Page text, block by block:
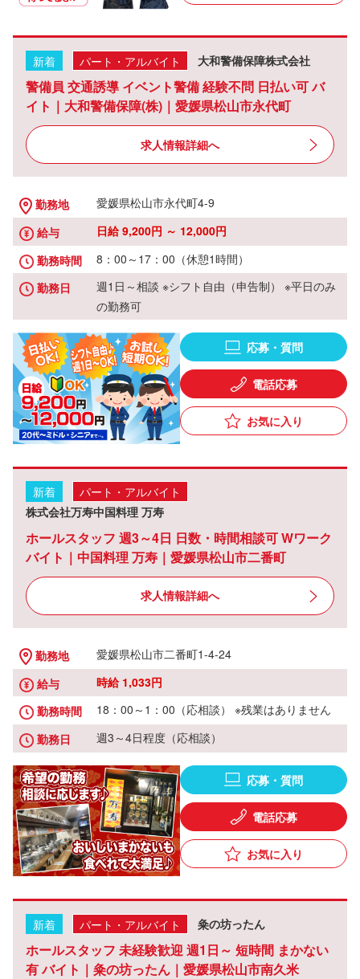
新着 パート・アルバイト 大和警備保障株式会社
警備員 交通誘導 イベント警備 経験不問 日払い可 バ
イト｜大和警備保障(株)｜愛媛県松山市永代町
求人情報詳細へ
勤務地
愛媛県松山市永代町4-9
給与
日給 9,200円 ～ 12,000円
勤務時間
8：00～17：00（休憩1時間）
勤務日
週1日～相談 ※シフト自由（申告制） ※平日のみ
の勤務可
応募・質問
電話応募
お気に入り
新着
パート・アルバイト
株式会社万寿中国料理 万寿
ホールスタッフ 週3～4日 日数・時間相談可 Wワーク
バイト｜中国料理 万寿｜愛媛県松山市二番町
求人情報詳細へ
勤務地
愛媛県松山市二番町1-4-24
給与
時給 1,033円
勤務時間
18：00～1：00（応相談） ※残業はありません
勤務日
週3～4日程度（応相談）
応募・質問
電話応募
お気に入り
新着 パート・アルバイト 粂の坊ったん
ホールスタッフ 未経験歓迎 週1日～ 短時間 まかない
有 バイト｜粂の坊ったん｜愛媛県松山市南久米